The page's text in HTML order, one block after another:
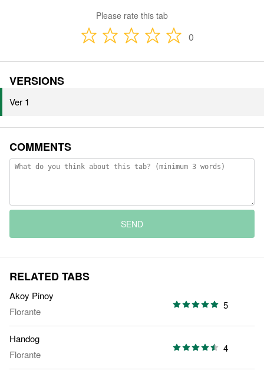
Please rate this tab
0
VERSIONS
Ver 1
COMMENTS
SEND
RELATED TABS
Akoy Pinoy
Florante
5
Handog
Florante
4